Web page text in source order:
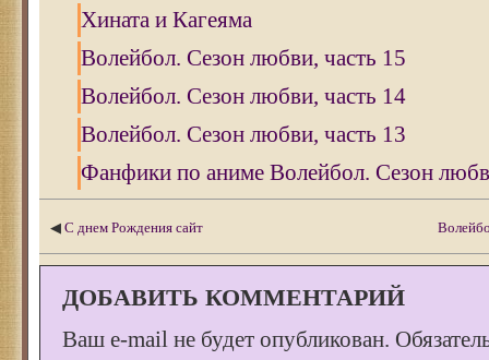
Хината и Кагеяма
Волейбол. Сезон любви, часть 15
Волейбол. Сезон любви, часть 14
Волейбол. Сезон любви, часть 13
Фанфики по аниме Волейбол. Сезон
◀ С днем Рождения сайт
ДОБАВИТЬ КОММЕНТАРИЙ
Ваш e-mail не будет опубликован.